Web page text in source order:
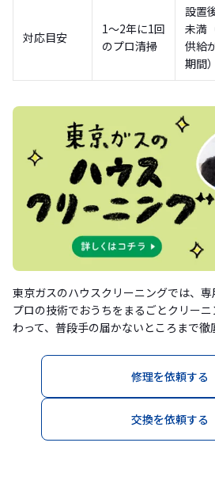
対応目安
1～2年に1回
のプロ清掃
設置
未満
供給
期間）
東京ガスのハウスクリーニングでは、専
プロの技術でおうちをまるごとクリー
わって、普段手の届かないところまで徹
修理を依頼する
交換を依頼する